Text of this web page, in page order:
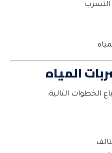
التسرب
المياه
الخطوات التالية: